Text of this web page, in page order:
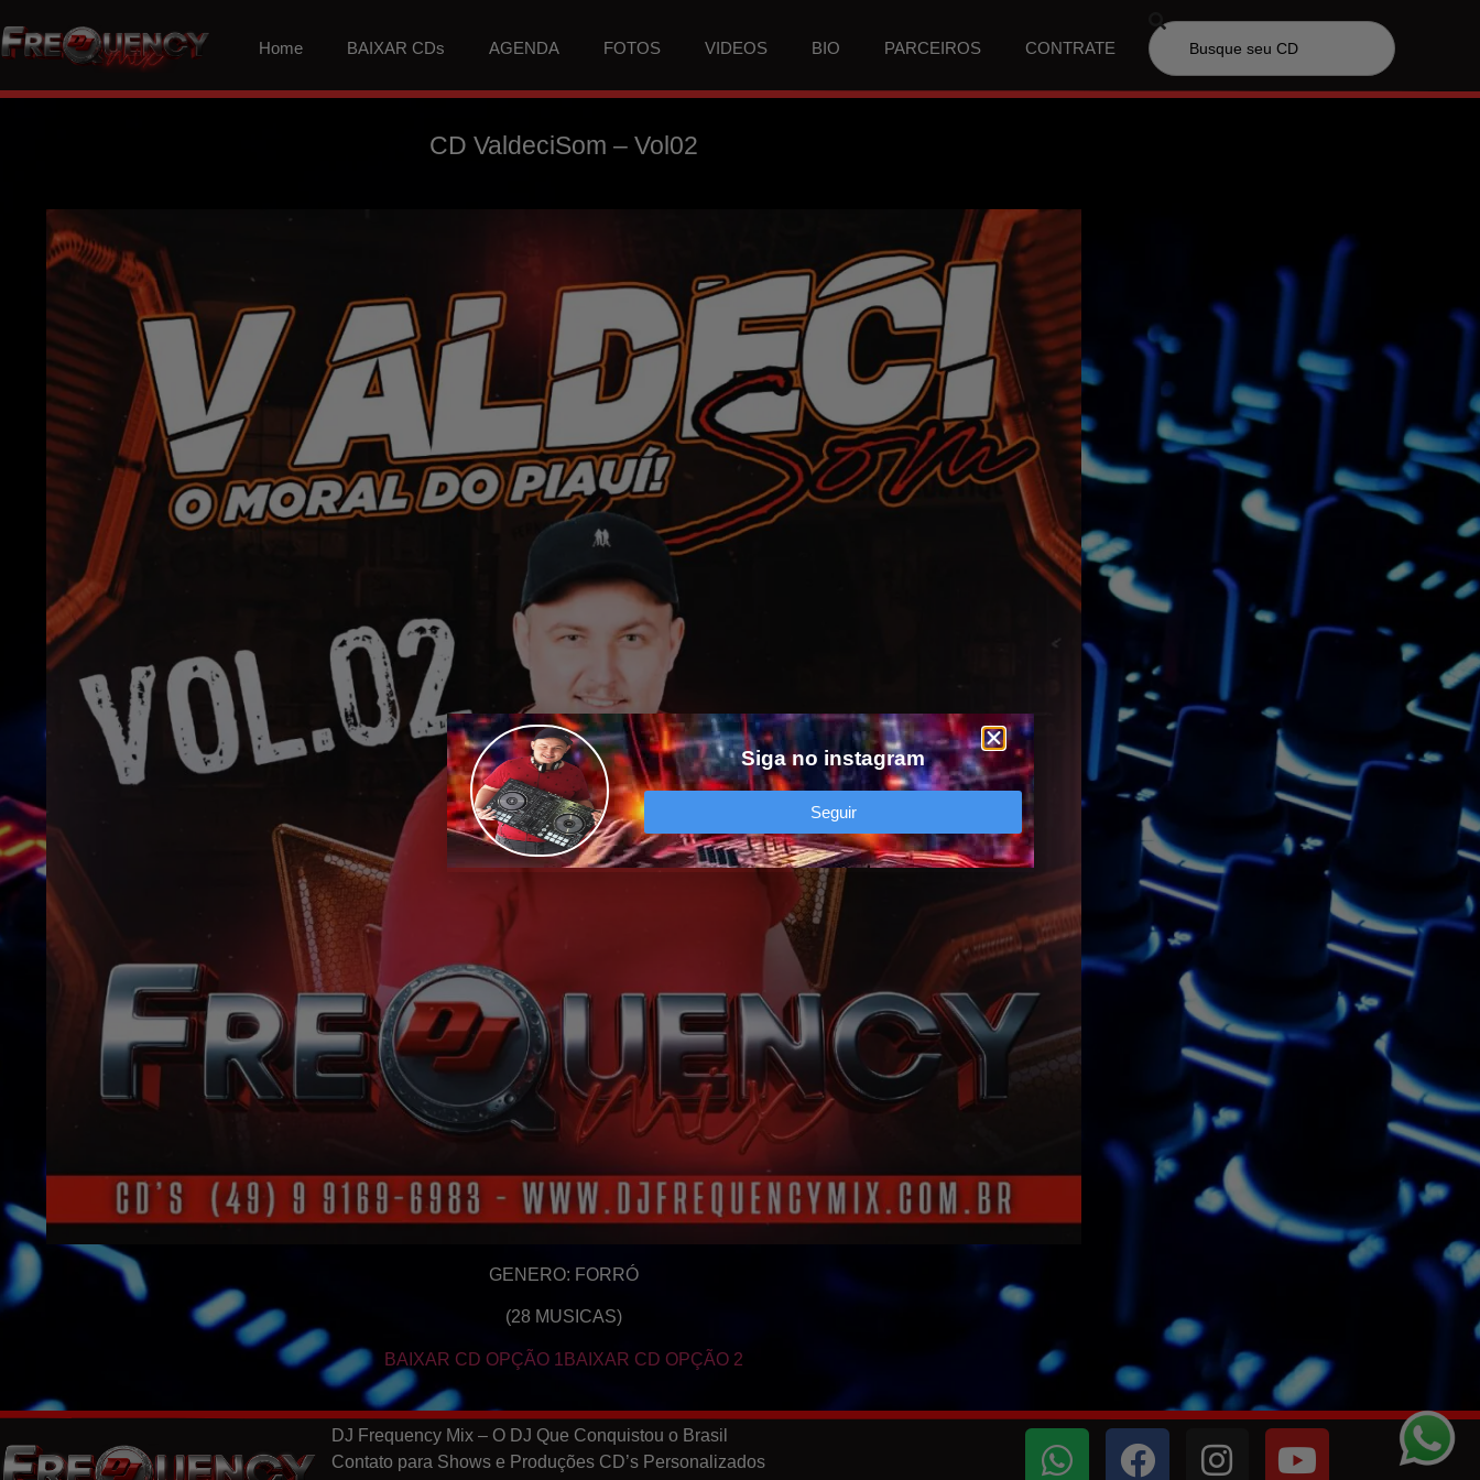
Home BAIXAR CDs AGENDA FOTOS VIDEOS BIO PARCEIROS CONTRATE
CD ValdeciSom – Vol02
GENERO: FORRÓ
(28 MUSICAS)
BAIXAR CD OPÇÃO 1 BAIXAR CD OPÇÃO 2
DJ Frequency Mix – O DJ Que Conquistou o Brasil
Contato para Shows e Produções CD’s Personalizados
Siga no instagram
Seguir